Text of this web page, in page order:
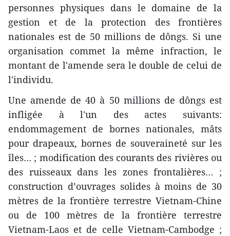
personnes physiques dans le domaine de la
gestion et de la protection des frontières
nationales est de 50 millions de dôngs. Si une
organisation commet la même infraction, le
montant de l'amende sera le double de celui de
l'individu.
Une amende de 40 à 50 millions de dôngs est
infligée à l'un des actes suivants:
endommagement de bornes nationales, mâts
pour drapeaux, bornes de souveraineté sur les
îles… ; modification des courants des rivières ou
des ruisseaux dans les zones frontalières… ;
construction d’ouvrages solides à moins de 30
mètres de la frontière terrestre Vietnam-Chine
ou de 100 mètres de la frontière terrestre
Vietnam-Laos et de celle Vietnam-Cambodge ;